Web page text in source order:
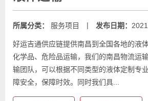
所属分类： 服务项目 | 发布日期：
好运吉通供应链提供南昌到全国各地的液
化学品、危险品运输，我们的南昌物流运
输团队，可以根据不同类型的液体定制专
障安全，保障时效。同时我们具...